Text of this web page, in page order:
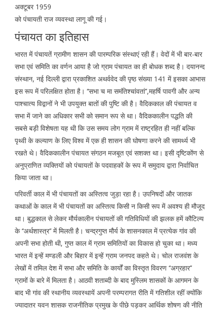
अक्टूबर 1959
को पंचायती राज व्यवस्था लागू की गई।
पंचायत का इतिहास
भारत में पंचायतें ग्रामीण शासन की पारम्परिक संस्थाएं रही हैं। वेदों में भी बार-बार
सभा एवं समिति का वर्णन आया है जो ग्राम पंचायत का ही बोधक शब्द है। दयानन्द
संस्थान, नई दिल्ली द्वारा प्रकाशित अथर्ववेद की पृष्ठ संख्या 141 में इसका आभास
इस रूप में परिलक्षित होता है। ‘‘सभा च मा समंतिश्चांवतां’’,महर्षि पावगी और अन्य
पाश्चात्य विद्वानों ने भी उपयुक्त बातों की पुष्टि की है। वैदिककाल की पंचायत व
सभा में जाने का अधिकार सभी को समान रूप से था। वैदिककालीन पद्धति की
सबसे बड़ी विशेषता यह थी कि उस समय लोग ग्राम में राष्ट्रहित ही नहीं बल्कि
पृथ्वी के कल्याण के लिए विश्व में एक ही शासन की घोषणा करने की सामर्थ्य भी
रखते थे। वैदिककालीन पंचायत संगठन मजबूत एवं सशक्त था। इसी दृष्टिकोंण से
अनुप्राणित व्यक्तियों को पंचायतों के पदवाहकों के रूप में समुदाय द्वारा निर्वाचित
किया जाता था।
परिवर्ती काल में भी पंचायतों का अस्तित्व जुड़ा रहा है। उपनिषदों और जातक
कथाओं के काल में भी पंचायतों का अस्तित्व किसी न किसी रूप में अवश्य ही मौजूद
था। बुद्धकाल से लेकर मौर्यकालीन पंचायतों की गतिविधियों की झलक हमें कौटिल्य
के ‘‘अर्थशास्त्र’’ में मिलती है। चन्द्रगुप्त मौर्य के शासनकाल में प्रत्येक गांव की
अपनी सभा होती थी, गुप्त काल में ग्राम समितियों का विकास हो चुका था। मध्य
भारत में इन्हें मण्डली और बिहार में इन्हें ग्राम जनपद कहते थे। चोल राजवंश के
लेखों में तमिल देश में सभा और समिति के कार्यों का विस्तृत विवरण ‘‘अग्रहार’’
ग्रामों के बारे में मिलता है। आठवी शताब्दी के बाद मुस्लिम शासकों के आगमन के
बाद भी गांव की स्थानीय व्यवस्थायें अपनी परम्परागत रीति में गतिशील रहीं क्योंकि
ज्यादातर यवन शासक राजनीतिक प्रमुख के पीछे पड़कर आर्थिक शोषण की नीति